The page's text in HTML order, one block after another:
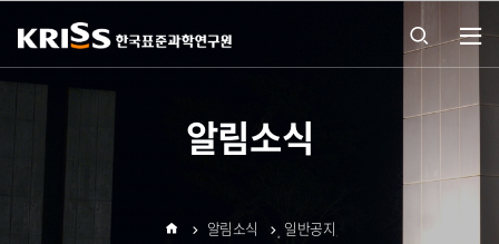
열기
알림소식
알림소식 일반공지